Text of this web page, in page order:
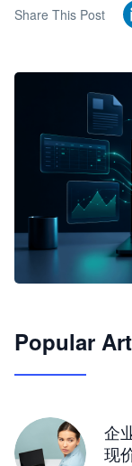
Share This Post
JimoClaw 桌
Popular
企
现